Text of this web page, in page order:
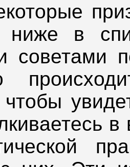
ниже в
советами
чтобы